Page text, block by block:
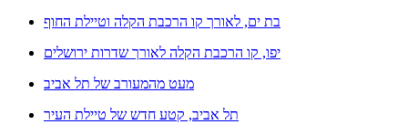
בת ים, לאורך קו הרכבת הקלה וטיילת החוף
יפו, קו הרכבת הקלה לאורך שדרות ירושלים
מעט מהמעורב של תל אביב
תל אביב, קטע חדש של טיילת העיר